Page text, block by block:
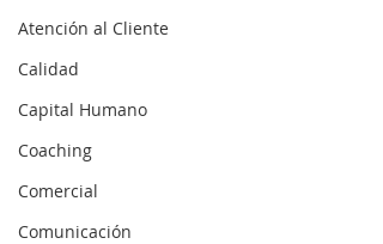
Atención al Cliente
Calidad
Capital Humano
Coaching
Comercial
Comunicación